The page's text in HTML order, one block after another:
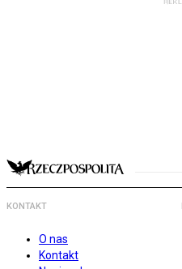
KONTAKT
O nas
Kontakt